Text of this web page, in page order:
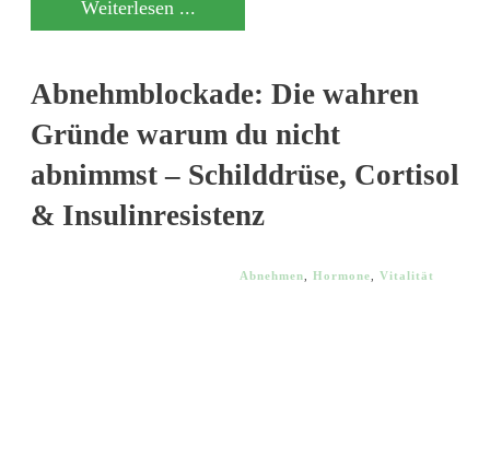
Weiterlesen ...
Abnehmblockade: Die wahren
Gründe warum du nicht
abnimmst – Schilddrüse, Cortisol
& Insulinresistenz
Abnehmen Hormone Vitalität